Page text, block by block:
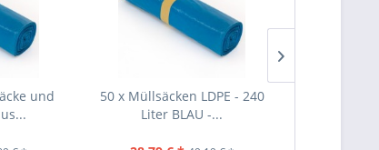
und
50 x Müllsäcken LDPE - 240
Liter BLAU -...